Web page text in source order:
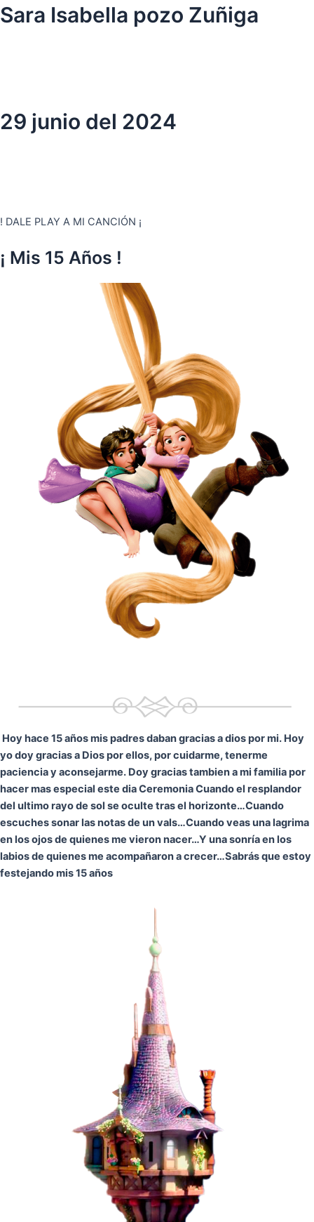
Ir
al
Sara Isabella pozo Zuñiga
29 junio del 2024
! DALE PLAY A MI CANCIÓN ¡
¡ Mis 15 Años !
Hoy hace 15 años mis padres daban gracias a dios por mi. Hoy
yo doy gracias a Dios por ellos, por cuidarme, tenerme
paciencia y aconsejarme. Doy gracias tambien a mi familia por
hacer mas especial este dia CeremoniaCuando el resplandor
del ultimo rayo de sol se oculte tras el horizonte…Cuando
escuches sonar las notas de un vals…Cuando veas una lagrima
en los ojos de quienes me vieron nacer…Y una sonría en los
labios de quienes me acompañaron a crecer…Sabrás que estoy
festejando mis 15 años